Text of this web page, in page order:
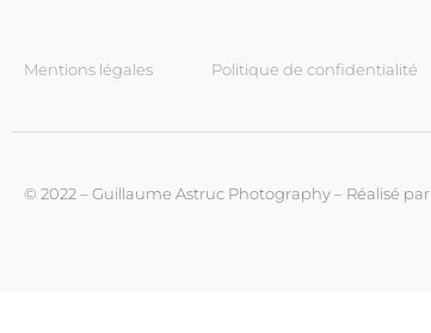
Mentions légales Politique de confidentialité
© 2022 – Guillaume Astruc Photography – Réalisé par